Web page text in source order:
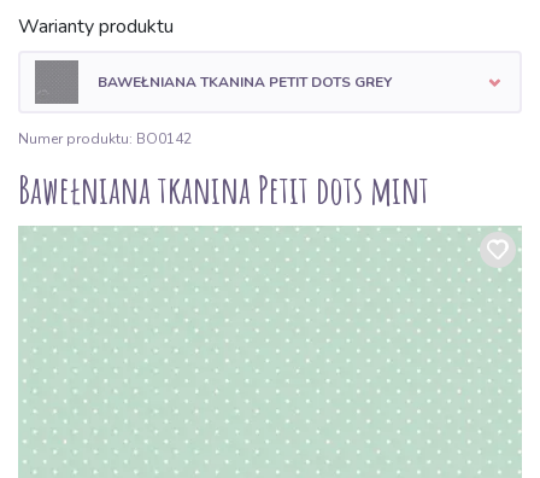
Warianty produktu
BAWEŁNIANA TKANINA PETIT DOTS GREY
Numer produktu: BO0142
Bawełniana tkanina Petit dots mint